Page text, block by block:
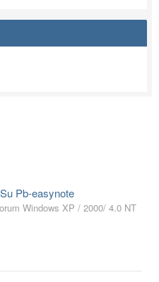
Pb-easynote
Windows XP / 2000/ 4.0 NT